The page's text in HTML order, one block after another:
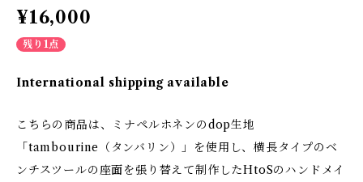
¥16,000
残り1点
International shipping available
こちらの商品は、ミナペルホネンのdop生地
「tambourine（タンバリン）」を使用し、横長タイプのベ
ンチスツールの座面を張り替えて制作したHtoSのハンドメイ